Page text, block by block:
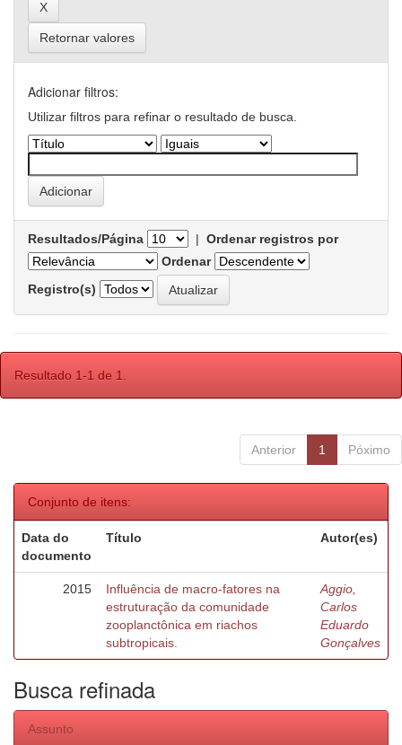
Retornar valores
Adicionar filtros:
Utilizar filtros para refinar o resultado de busca.
Resultados/Página | Ordenar registros por
Ordenar
Registro(s)
Resultado 1-1 de 1.
Anterior 1 Póximo
Conjunto de itens:
Data do
documento
Título Autor(es)
2015
Influência de macro-fatores na
estruturação da comunidade
zooplanctônica em riachos
subtropicais.
Aggio,
Carlos
Eduardo
Gonçalves
Busca refinada
Assunto